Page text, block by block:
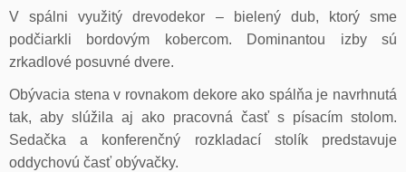
V spálni využitý drevodekor – bielený dub, ktorý sme
podčiarkli bordovým kobercom. Dominantou izby sú
zrkadlové posuvné dvere.
Obývacia stena v rovnakom dekore ako spálňa je navrhnutá
tak, aby slúžila aj ako pracovná časť s písacím stolom.
Sedačka a konferenčný rozkladací stolík predstavuje
oddychovú časť obývačky.